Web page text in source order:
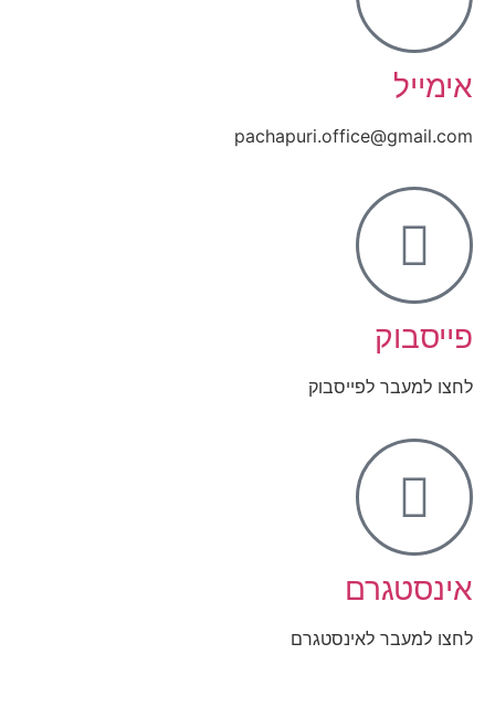
אימייל
pachapuri.office@gmail.com
פייסבוק
לחצו למעבר לפייסבוק
אינסטגרם
לחצו למעבר לאינסטגרם